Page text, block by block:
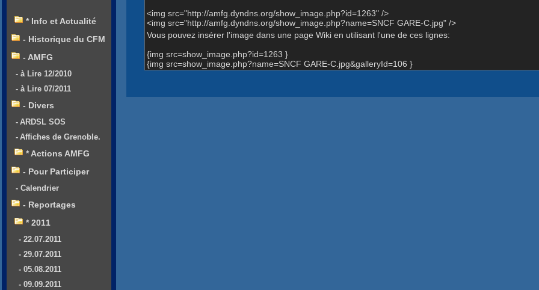
<img src="http://amfg.dyndns.org/show_image.php?id=1263" />
<img src="http://amfg.dyndns.org/show_image.php?name=SNCF GARE-C.jpg" />
Vous pouvez insérer l'image dans une page Wiki en utilisant l'une de ces lignes:
{img src=show_image.php?id=1263 }
{img src=show_image.php?name=SNCF GARE-C.jpg&galleryId=106 }
* Info et Actualité
- Historique du CFM
- AMFG
- à Lire 12/2010
- à Lire 07/2011
- Divers
- ARDSL SOS
- Affiches de Grenoble.
* Actions AMFG
- Pour Participer
- Calendrier
- Reportages
* 2011
- 22.07.2011
- 29.07.2011
- 05.08.2011
- 09.09.2011